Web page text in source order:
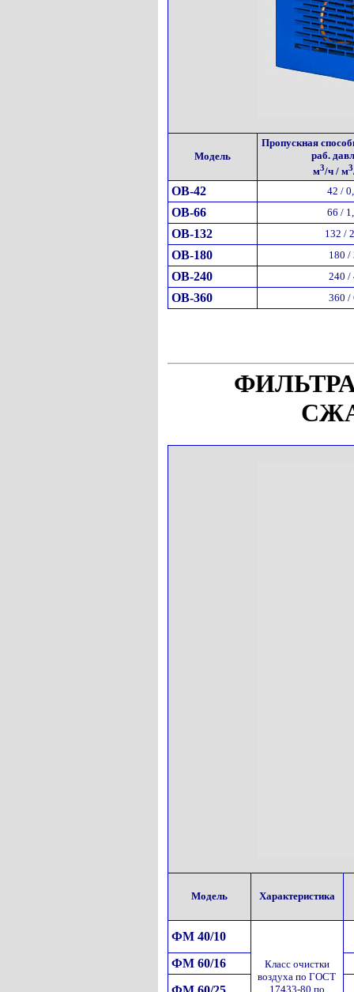
Модель
Пропускная
раб.
м3/ч / м3
ОВ-42 42 /
ОВ-66 66 /
ОВ-132 132 /
ОВ-180 180 /
ОВ-240 240 /
ОВ-360 360 /
Модель Характеристика
ФМ 40/10
Класс очистки
воздуха по ГОСТ
17433-80 по
ФМ 60/16